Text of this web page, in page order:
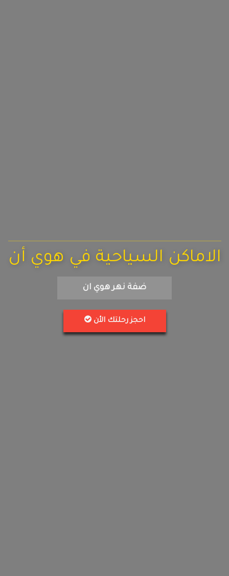
الاماكن السياحية في هوي أن
ضفة نهر هوي ان
احجز رحلتك الأن